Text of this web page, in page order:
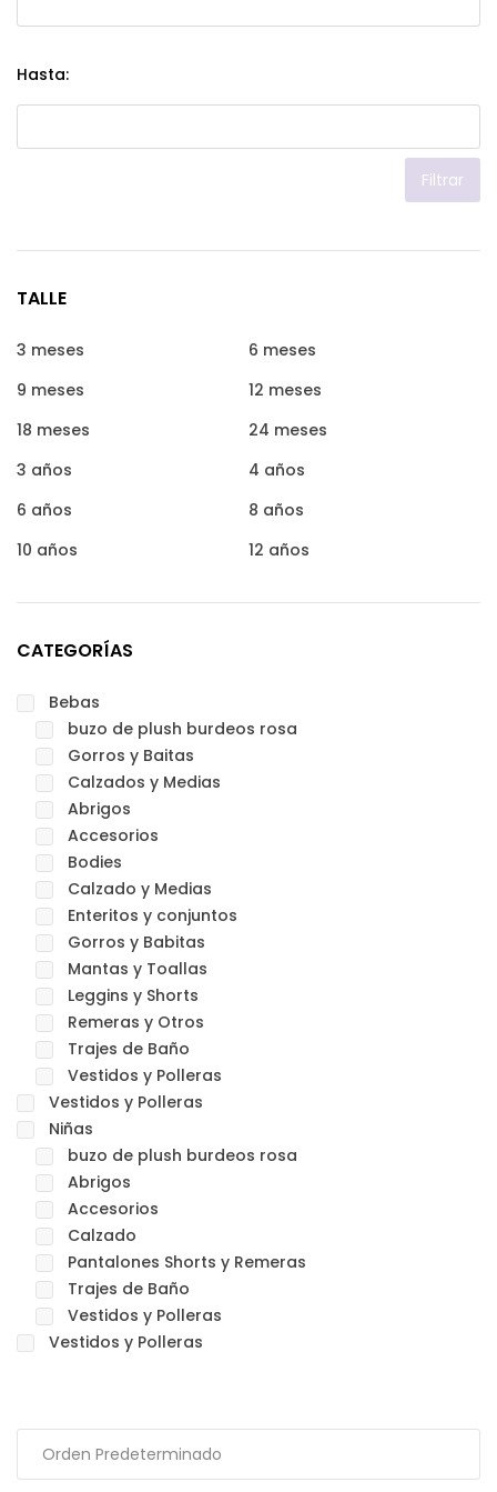
Hasta:
Filtrar
TALLE
3 meses
6 meses
9 meses
12 meses
18 meses
24 meses
3 años
4 años
6 años
8 años
10 años
12 años
CATEGORÍAS
Bebas
buzo de plush burdeos rosa
Gorros y Baitas
Calzados y Medias
Abrigos
Accesorios
Bodies
Calzado y Medias
Enteritos y conjuntos
Gorros y Babitas
Mantas y Toallas
Leggins y Shorts
Remeras y Otros
Trajes de Baño
Vestidos y Polleras
Vestidos y Polleras
Niñas
buzo de plush burdeos rosa
Abrigos
Accesorios
Calzado
Pantalones Shorts y Remeras
Trajes de Baño
Vestidos y Polleras
Vestidos y Polleras